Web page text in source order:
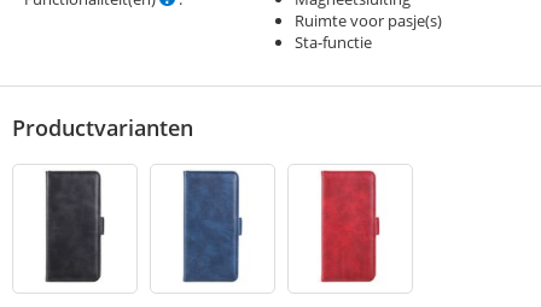
Ruimte voor pasje(s)
Sta-functie
Productvarianten